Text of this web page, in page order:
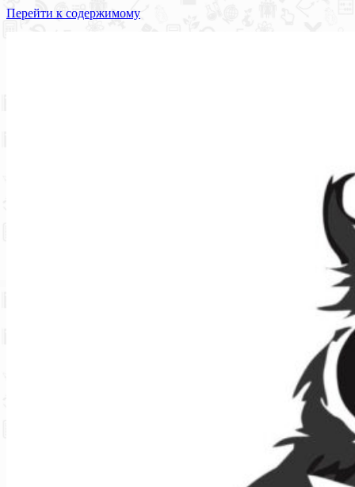
Перейти к содержимому